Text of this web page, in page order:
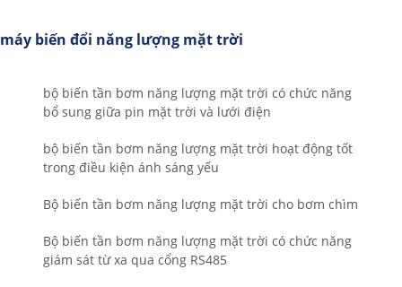
máy biến đổi năng lượng mặt trời
bộ biến tần bơm năng lượng mặt trời có chức năng
bổ sung giữa pin mặt trời và lưới điện
bộ biến tần bơm năng lượng mặt trời hoạt động tốt
trong điều kiện ánh sáng yếu
Bộ biến tần bơm năng lượng mặt trời cho bơm chìm
Bộ biến tần bơm năng lượng mặt trời có chức năng
giám sát từ xa qua cổng RS485